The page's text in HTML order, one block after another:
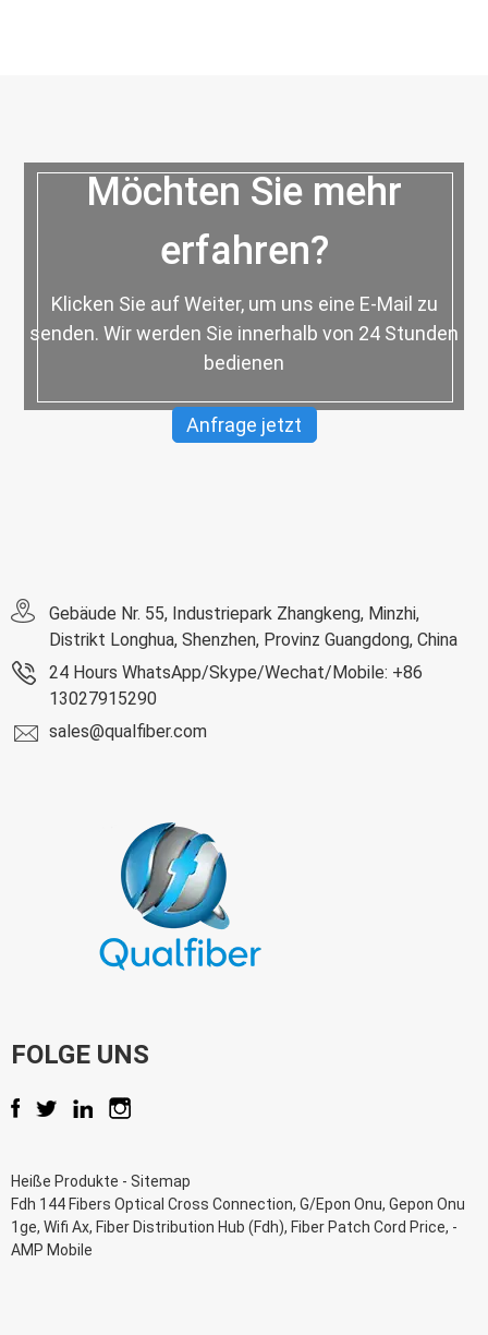
Möchten Sie mehr
erfahren?
Klicken Sie auf Weiter, um uns eine E-Mail zu
senden. Wir werden Sie innerhalb von 24 Stunden
bedienen
Anfrage jetzt
Gebäude Nr. 55, Industriepark Zhangkeng, Minzhi,
Distrikt Longhua, Shenzhen, Provinz Guangdong, China
24 Hours WhatsApp/Skype/Wechat/Mobile: +86
13027915290
sales@qualfiber.com
FOLGE UNS
Heiße Produkte - Sitemap
Fdh 144 Fibers Optical Cross Connection, G/Epon Onu, Gepon Onu
1ge, Wifi Ax, Fiber Distribution Hub (Fdh), Fiber Patch Cord Price, -
AMP Mobile